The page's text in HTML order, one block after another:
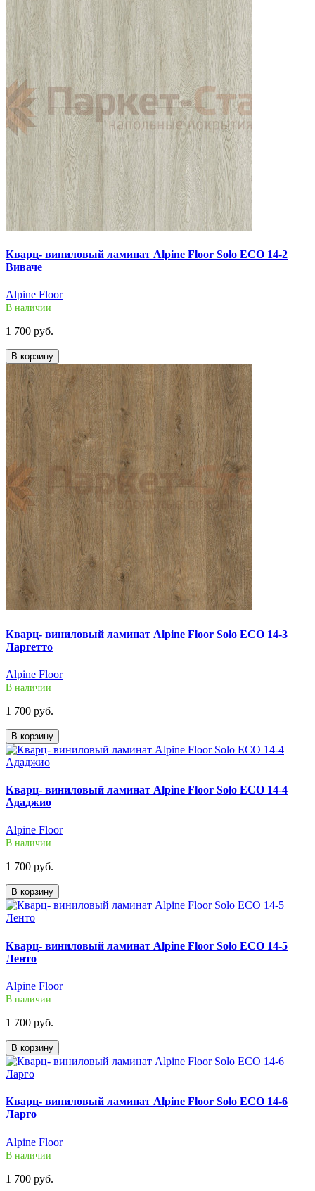
Кварц- виниловый ламинат Alpine Floor Solo ECO 14-2
Виваче
Alpine Floor
В наличии
1 700 руб.
В корзину
Кварц- виниловый ламинат Alpine Floor Solo ECO 14-3
Ларгетто
Alpine Floor
В наличии
1 700 руб.
В корзину
Кварц- виниловый ламинат Alpine Floor Solo ECO 14-4
Ададжио
Alpine Floor
В наличии
1 700 руб.
В корзину
Кварц- виниловый ламинат Alpine Floor Solo ECO 14-5
Ленто
Alpine Floor
В наличии
1 700 руб.
В корзину
Кварц- виниловый ламинат Alpine Floor Solo ECO 14-6
Ларго
Alpine Floor
В наличии
1 700 руб.